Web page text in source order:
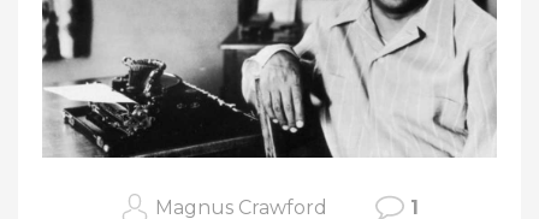
Magnus Crawford 1